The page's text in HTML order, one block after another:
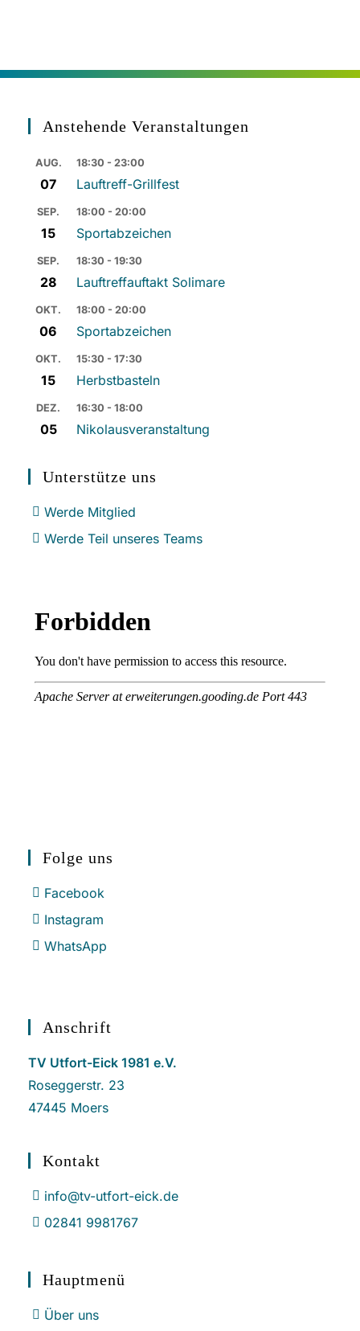
Anstehende Veranstaltungen
AUG.
07
18:30 - 23:00
Lauftreff-Grillfest
SEP.
15
18:00 - 20:00
Sportabzeichen
SEP.
28
18:30 - 19:30
Lauftreffauftakt Solimare
OKT.
06
18:00 - 20:00
Sportabzeichen
OKT.
15
15:30 - 17:30
Herbstbasteln
DEZ.
05
16:30 - 18:00
Nikolausveranstaltung
Unterstütze uns
Werde Mitglied
Werde Teil unseres Teams
Folge uns
Facebook
Instagram
WhatsApp
Anschrift
TV Utfort-Eick 1981 e.V.
Roseggerstr. 23
47445 Moers
Kontakt
info@tv-utfort-eick.de
02841 9981767
Hauptmenü
Über uns